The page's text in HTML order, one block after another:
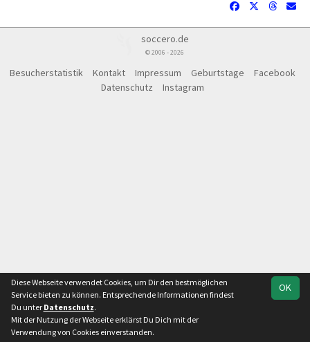
Team Landesliga
soccero.de
© 2006 - 2026
Besucherstatistik Kontakt Impressum Geburtstage
Facebook
Datenschutz
Instagram
OK
Diese Webseite verwendet Cookies, um Dir den bestmöglichen
Service bieten zu können. Entsprechende Informationen findest
Du unter Datenschutz.
Mit der Nutzung der Webseite erklärst Du Dich mit der
Verwendung von Cookies einverstanden.